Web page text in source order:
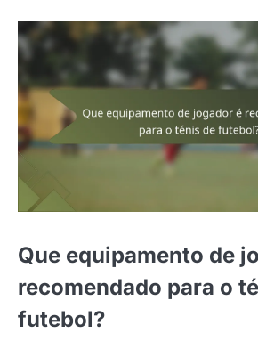
Que equipamento de
recomendado para o
futebol?